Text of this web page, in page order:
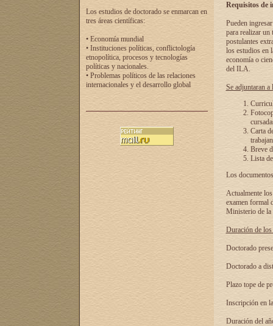
Los estudios de doctorado se enmarcan en
tres áreas científicas:
• Economía mundial
• Instituciones políticas, conflictología
etnopolítica, procesos y tecnologías
políticas y nacionales.
• Problemas políticos de las relaciones
internacionales y el desarrollo global
Requisitos de
Pueden
para realizar un
postulantes
los estudios en
economía o
del ILA.
Se adjuntaran a
Carta
Breve
Lista
Los
Actualmente
examen formal
Ministerio de la
Duración de
Doctorado
Doctorado a
Plazo tope de
Inscripción en
Duración del